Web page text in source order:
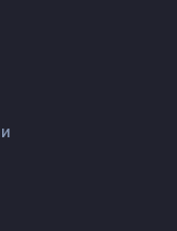
КГЭУ